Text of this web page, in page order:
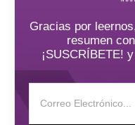
Gracias por
resumen
¡SUSCRÍBETE!